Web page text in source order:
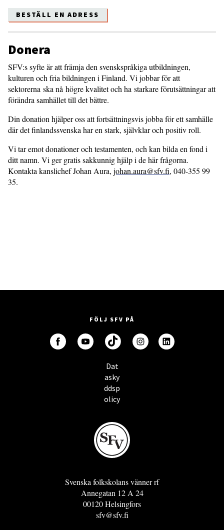
BESTÄLL EN ADRESS
Donera
SFV:s syfte är att främja den svenskspråkiga utbildningen,
kulturen och fria bildningen i Finland. Vi jobbar för att
sektorerna ska nå högre kvalitet och ha starkare förutsättningar att
förändra samhället till det bättre.
Din donation hjälper oss att fortsättningsvis jobba för ett samhälle
där det finlandssvenska har en stark, självklar och positiv roll.
Vi tar emot donationer och testamenten, och kan bilda en fond i
ditt namn. Vi ger gratis sakkunnig hjälp i de här frågorna.
Kontakta kanslichef Johan Aura, johan.aura@sfv.fi, 040-355 99
35.
FÖLJ SFV PÅ
Dat
asky
ddsp
olicy
Svenska folkskolans vänner rf
Annegatan 12 A 24
00120 Helsingfors
sfv@sfv.fi